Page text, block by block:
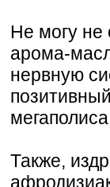
Не могу не
арома-
нервную
Также,